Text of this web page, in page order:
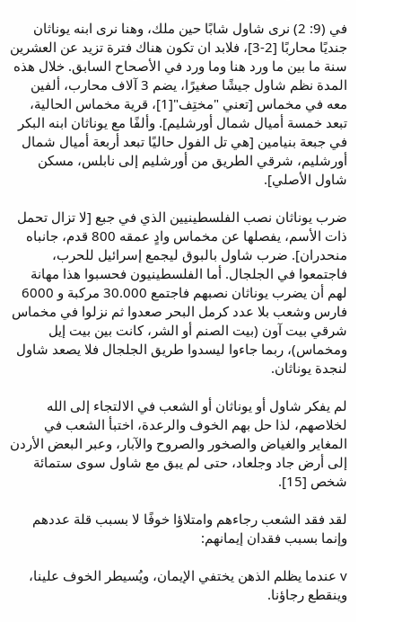
في (9: 2) نرى شاول شابًا حين ملك، وهنا نرى ابنه يوناثان
جنديًا محاربًا [2-3]، فلابد ان تكون هناك فترة تزيد عن العشرين
سنة ما بين ما ورد هنا وما ورد في الأصحاح السابق. خلال هذه
المدة نظم شاول جيشًا صغيرًا، يضم 3 آلاف محارب، ألفين
معه في مخماس [تعني "مختِف"[1]، قرية مخماس الحالية،
تبعد خمسة أميال شمال أورشليم]. وألفًا مع يوناثان ابنه البكر
في جبعة بنيامين [هي تل الفول حاليًا تبعد أربعة أميال شمال
أورشليم، شرقي الطريق من أورشليم إلى نابلس، مسكن
شاول الأصلي].
ضرب يوناثان نصب الفلسطينيين الذي في جبع [لا تزال تحمل
ذات الأسم، يفصلها عن مخماس وادٍ عمقه 800 قدم، جانباه
منحدران]. ضرب شاول بالبوق ليجمع إسرائيل للحرب،
فاجتمعوا في الجلجال. أما الفلسطينيون فحسبوا هذا مهانة
لهم أن يضرب يوناثان نصبهم فاجتمع 30.000 مركبة و 6000
فارس وشعب بلا عدد كرمل البحر صعدوا ثم نزلوا في مخماس
شرقي بيت آون (بيت الصنم أو الشر، كانت بين بيت إيل
ومخماس)، ربما جاءوا ليسدوا طريق الجلجال فلا يصعد شاول
لنجدة يوناثان.
لم يفكر شاول أو يوناثان أو الشعب في الالتجاء إلى الله
لخلاصهم، لذا حل بهم الخوف والرعدة، اختبأ الشعب في
المغاير والغياض والصخور والصروح والآبار، وعبر البعض الأردن
إلى أرض جاد وجلعاد، حتى لم يبق مع شاول سوى ستمائة
شخص [15].
لقد فقد الشعب رجاءهم وامتلاؤا خوفًا لا بسبب قلة عددهم
وإنما بسبب فقدان إيمانهم:
v عندما يظلم الذهن يختفي الإيمان، ويُسيطر الخوف علينا،
وينقطع رجاؤنا.